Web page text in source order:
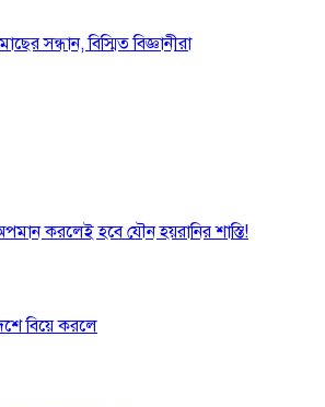
সন্ধান, বিস্মিত বিজ্ঞানীরা
করলেই হবে যৌন হয়রানির শাস্তি!
বিয়ে করলে